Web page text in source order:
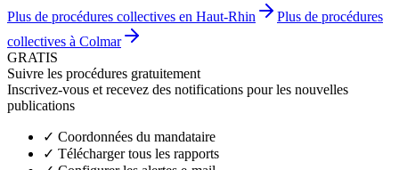
Plus de procédures collectives en Haut-Rhin
Plus de procédures
collectives à Colmar
GRATIS
Suivre les procédures gratuitement
Inscrivez-vous et recevez des notifications pour les nouvelles
publications
✓ Coordonnées du mandataire
✓ Télécharger tous les rapports